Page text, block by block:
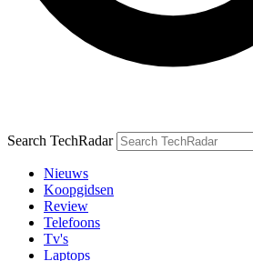
Search TechRadar
Nieuws
Koopgidsen
Review
Telefoons
Tv's
Laptops